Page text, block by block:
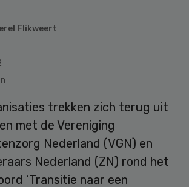
Flikweert
trekken zich terug uit
met de Vereniging
Nederland (VGN) en
Nederland (ZN) rond het
‘Transitie naar een